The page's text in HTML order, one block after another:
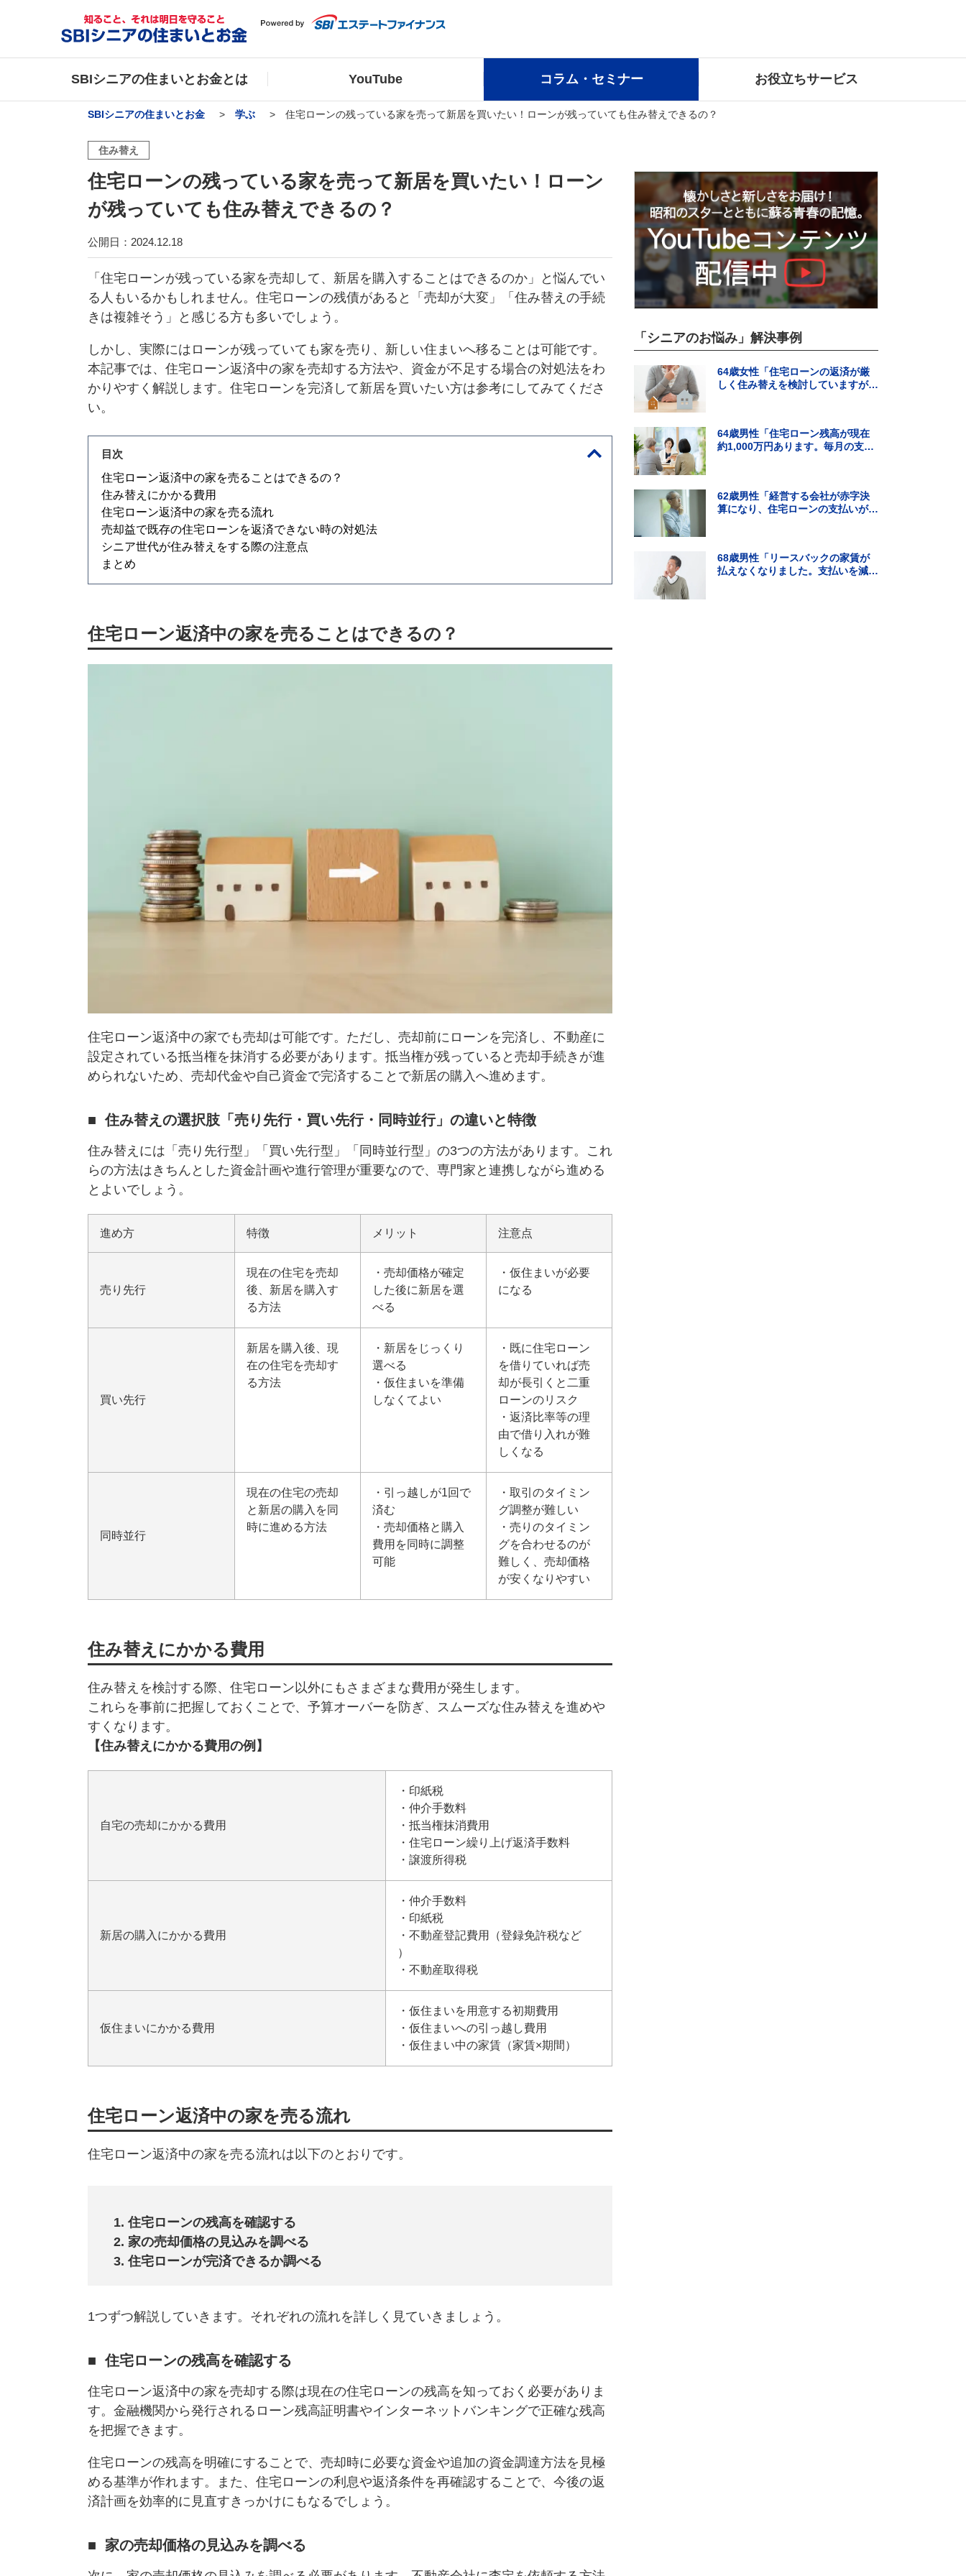
SBIシニアの住まいとお金とは YouTube コラム・セミナー お役立ちサービス
SBIシニアの住まいとお金 学ぶ 住宅ローンの残っている家を売って新居を買いたい！ローンが残っていても住み替えできるの？
住み替え
住宅ローンの残っている家を売って新居を買いたい！ローン
が残っていても住み替えできるの？
公開日：2024.12.18
「住宅ローンが残っている家を売却して、新居を購入することはできるのか」と悩んでい
る人もいるかもしれません。住宅ローンの残債があると「売却が大変」「住み替えの手続
きは複雑そう」と感じる方も多いでしょう。
しかし、実際にはローンが残っていても家を売り、新しい住まいへ移ることは可能です。
本記事では、住宅ローン返済中の家を売却する方法や、資金が不足する場合の対処法をわ
かりやすく解説します。住宅ローンを完済して新居を買いたい方は参考にしてみてくださ
い。
目次
住宅ローン返済中の家を売ることはできるの？
住み替えにかかる費用
住宅ローン返済中の家を売る流れ
売却益で既存の住宅ローンを返済できない時の対処法
シニア世代が住み替えをする際の注意点
まとめ
住宅ローン返済中の家を売ることはできるの？
住宅ローン返済中の家でも売却は可能です。ただし、売却前にローンを完済し、不動産に
設定されている抵当権を抹消する必要があります。 抵当権が残っていると売却手続きが進
められないため、売却代金や自己資金で完済することで新居の購入へ進めます。
住み替えの選択肢「売り先行・買い先行・同時並行」の違いと特徴
住み替えには「売り先行型」「買い先行型」「同時並行型」の3つの方法があります。これ
らの方法はきちんとした資金計画や進行管理が重要なので、専門家と連携しながら進める
とよいでしょう。
進め方 特徴 メリット 注意点
売り先行
現在の住宅を売却
後、新居を購入す
る方法
・売却価格が確定
した後に新居を選
べる
・仮住まいが必要
になる
買い先行
新居を購入後、現
在の住宅を売却す
る方法
・新居をじっくり
選べる
・仮住まいを準備
しなくてよい
・既に住宅ローン
を借りていれば売
却が長引くと二重
ローンのリスク
・返済比率等の理
由で借り入れが難
しくなる
同時並行
現在の住宅の売却
と新居の購入を同
時に進める方法
・引っ越しが1回で
済む
・売却価格と購入
費用を同時に調整
可能
・取引のタイミン
グ調整が難しい
・売りのタイミン
グを合わせるのが
難しく、売却価格
が安くなりやすい
住み替えにかかる費用
住み替えを検討する際、住宅ローン以外にもさまざまな費用が発生します。
これらを事前に把握しておくことで、予算オーバーを防ぎ、スムーズな住み替えを進めや
すくなります。
【住み替えにかかる費用の例】
自宅の売却にかかる費用
・ 印紙税
・仲介手数料
・ 抵当権抹消費用
・住宅ローン繰り上げ返済手数料
・譲渡所得税
新居の購入にかかる費用
・仲介手数料
・ 印紙税
・ 不動産登記費用（登録免許税など
）
・ 不動産取得税
仮住まいにかかる費用
・仮住まいを用意する初期費用
・仮住まいへの引っ越し費用
・仮住まい中の家賃（家賃×期間）
住宅ローン返済中の家を売る流れ
住宅ローン返済中の家を売る流れは以下のとおりです。
住宅ローンの残高を確認する
家の売却価格の見込みを調べる
住宅ローンが完済できるか調べる
1つずつ解説していきます。それぞれの流れを詳しく見ていきましょう。
住宅ローンの残高を確認する
住宅ローン返済中の家を売却する際は現在の住宅ローンの残高を知っておく必要がありま
す。金融機関から発行されるローン残高証明書やインターネットバンキングで正確な残高
を把握できます。
住宅ローンの残高を明確にすることで、売却時に必要な資金や追加の資金調達方法を見極
める基準が作れます。また、住宅ローンの利息や返済条件を再確認することで、今後の返
済計画を効率的に見直すきっかけにもなるでしょう。
家の売却価格の見込みを調べる
「シニアのお悩み」解決事例
64歳女性「住宅ローンの返済が厳
しく住み替えを検討していますが、
64歳男性「住宅ローン残高が現在
約1,000万円あります。毎月の支払
62歳男性「経営する会社が赤字決
算になり、住宅ローンの支払いが難
68歳男性「リースバックの家賃が
払えなくなりました。支払いを減ら